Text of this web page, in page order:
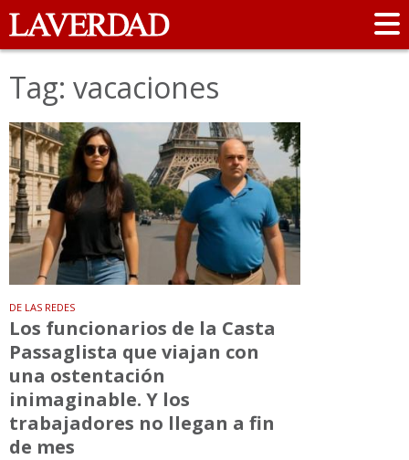
Tag: vacaciones
DE LAS REDES
Los funcionarios de la Casta
Passaglista que viajan con
una ostentación
inimaginable. Y los
trabajadores no llegan a fin
de mes